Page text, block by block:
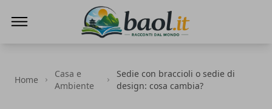
Home
Casa e
Ambiente
Sedie con braccioli o sedie di
design: cosa cambia?